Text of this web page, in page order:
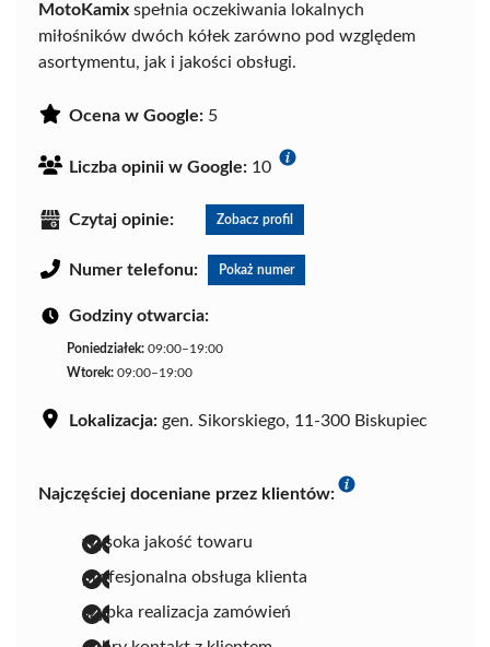
MotoKamix spełnia oczekiwania lokalnych
miłośników dwóch kółek zarówno pod względem
asortymentu, jak i jakości obsługi.
Ocena w Google: 5
Liczba opinii w Google: 10
Czytaj opinie: Zobacz profil
Numer telefonu: Pokaż numer
Godziny otwarcia:
Poniedziałek: 09:00–19:00
Wtorek: 09:00–19:00
Lokalizacja: gen. Sikorskiego, 11-300 Biskupiec
Najczęściej doceniane przez klientów:
wysoka jakość towaru
profesjonalna obsługa klienta
szybka realizacja zamówień